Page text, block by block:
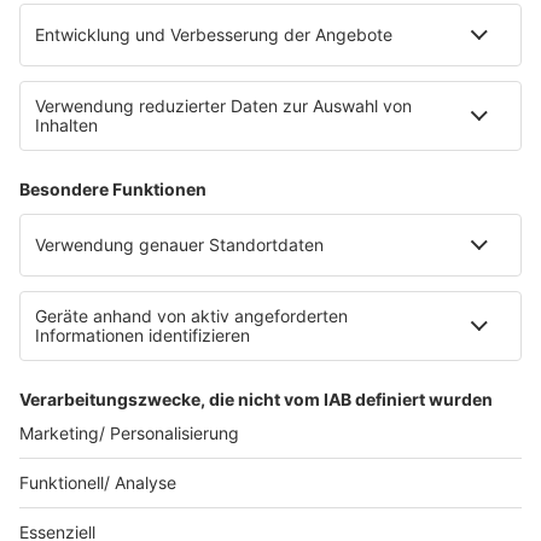
E-Bikes über eine Photovoltaikanlage auf dem …
Impressum
Datenschutzerklärung
Datenschutzeinstellungen
Radioplayer